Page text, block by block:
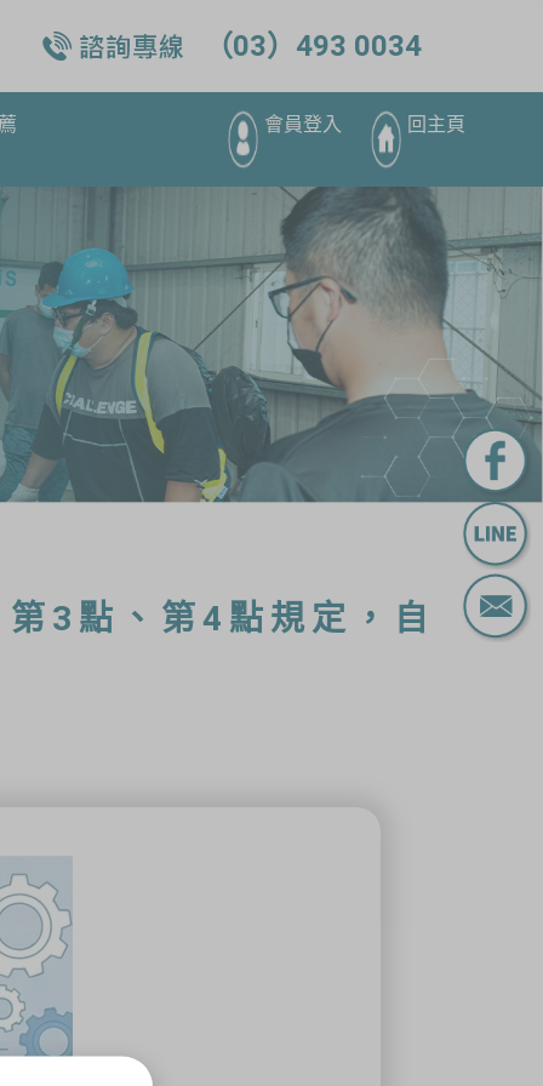
（03）493 0034
會員登入 回主頁
3點、第4點規定，自